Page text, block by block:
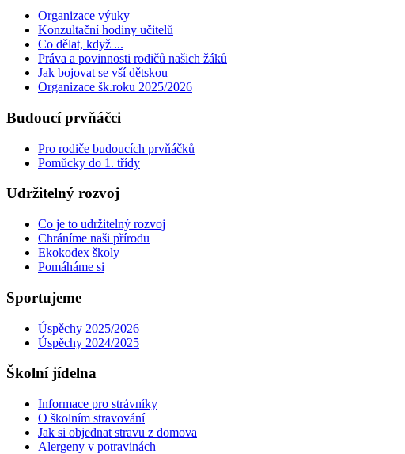
Organizace výuky
Konzultační hodiny učitelů
Co dělat, když ...
Práva a povinnosti rodičů našich žáků
Jak bojovat se vší dětskou
Organizace šk.roku 2025/2026
Budoucí prvňáčci
Pro rodiče budoucích prvňáčků
Pomůcky do 1. třídy
Udržitelný rozvoj
Co je to udržitelný rozvoj
Chráníme naši přírodu
Ekokodex školy
Pomáháme si
Sportujeme
Úspěchy 2025/2026
Úspěchy 2024/2025
Školní jídelna
Informace pro strávníky
O školním stravování
Jak si objednat stravu z domova
Alergeny v potravinách